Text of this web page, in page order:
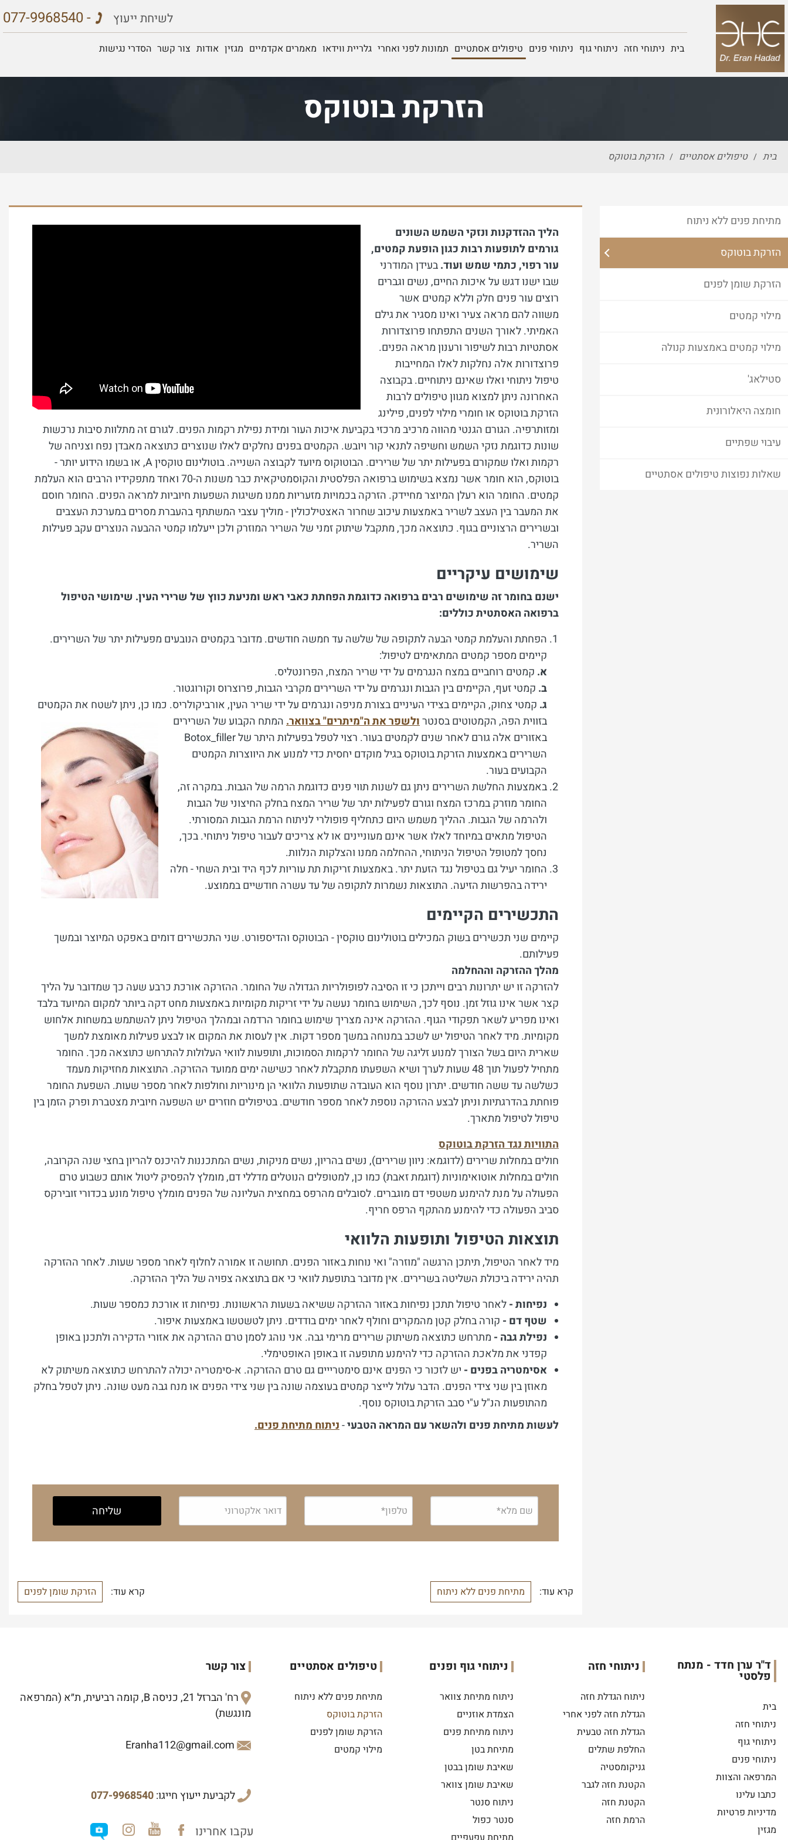
077-9968540 - לשיחת ייעוץ
בית ניתוחי חזה ניתוחי גוף ניתוחי פנים טיפולים אסתטיים תמונות לפני ואחרי גלריית ווידאו מאמרים אקדמיים מגזין אודות צור קשר הסדרי נגישות
הזרקת בוטוקס
בית / טיפולים אסתטיים / הזרקת בוטוקס
מתיחת פנים ללא ניתוח
הזרקת בוטוקס
הזרקת שומן לפנים
מילוי קמטים
מילוי קמטים באמצעות קנולה
סטילאג'
חומצה היאלורונית
עיבוי שפתיים
שאלות נפוצות טיפולים אסתטיים
הליך ההזדקנות ונזקי השמש השונים
גורמים לתופעות רבות כגון הופעת קמטים,
עור רפוי, כתמי שמש ועוד.בעידן המודרני
שבו ישנו דגש על איכות החיים, נשים וגברים
רוצים עור פנים חלק וללא קמטים אשר
משווה להם מראה צעיר ואינו מסגיר את גילם
האמיתי. לאורך השנים התפתחו פרוצדורות
אסתטיות רבות לשיפור ורענון מראה הפנים.
פרוצדורות אלה נחלקות לאלו המחייבות
טיפול ניתוחי ואלו שאינם ניתוחיים. בקבוצה
האחרונה ניתן למצוא מגוון טיפולים לרבות
הזרקת בוטוקס או חומרי מילוי לפנים, פילינג
ומזותרפיה. הגורם הגנטי מהווה מרכיב מרכזי בקביעת איכות העור ומידת נפילת רקמות הפנים. לגורם זה מתלוות סיבות נרכשות
שונות כדוגמת נזקי השמש וחשיפה לתנאי קור ויובש. הקמטים בפנים נחלקים לאלו שנוצרים כתוצאה מאבדן נפח וצניחה של
רקמות ואלו שמקורם בפעילות יתר של שרירים. הבוטוקוס מיועד לקבוצה השנייה. בוטולינום טוקסין A, או בשמו הידוע יותר -
בוטוקס, הוא חומר אשר נמצא בשימוש ברפואה הפלסטית והקוסמטיקאית כבר משנות ה-70 ואחד מתפקידיו הרבים הוא העלמת
קמטים. החומר הוא רעלן המיוצר מחיידק. הזרקה בכמויות מזעריות ממנו משיגות השפעות חיוביות למראה הפנים. החומר חוסם
את המעבר בין העצב לשריר באמצעות עיכוב שחרור האצטילכולין - מוליך עצבי המשתתף בהעברת מסרים במערכת העצבים
ובשרירים הרצוניים בגוף. כתוצאה מכך, מתקבל שיתוק זמני של השריר המוזרק ולכן ייעלמו קמטי ההבעה הנוצרים עקב פעילות
השריר.
שימושים עיקריים
ישנם בחומר זה שימושים רבים ברפואה כדוגמת הפחתת כאבי ראש ומניעת כווץ של שרירי העין. שימושי הטיפול
ברפואה האסתטית כוללים:
הפחתת והעלמת קמטי הבעה לתקופה של שלשה עד חמשה חודשים. מדובר בקמטים הנובעים מפעילות יתר של השרירים.
קיימים מספר קמטים המתאימים לטיפול:
א. קמטים רוחביים במצח הנגרמים על ידי שריר המצח, הפרונטליס.
ב. קמטי זעף, הקיימים בין הגבות ונגרמים על ידי השרירים מקרבי הגבות, פרוצרוס וקורוגטור.
ג. קמטי צחוק, הקיימים בצידי העיניים בצורת מניפה ונגרמים על ידי שריר העין, אורביקולריס. כמו כן, ניתן לשטח את הקמטים
בזווית הפה, הקמטוטים בסנטרולשפר את ה"מיתרים" בצוואר.המתח הקבוע שלהשרירים
באזורים אלה גורם לאחר שנים לקמטים בעור. רצוי לטפל בפעילות היתר של Botox_filler
השרירים באמצעות הזרקת בוטוקס בגיל מוקדם יחסית כדי למנוע את היווצרות הקמטים
הקבועים בעור.
באמצעות החלשת השרירים ניתן גם לשנות תווי פנים כדוגמת הרמה של הגבות. במקרה זה,
החומר מוזרק במרכז המצח וגורם לפעילות יתר של שריר המצח בחלק החיצוני של הגבות
ולהרמה של הגבות. ההליך משמש היום כתחליף פופולרי לניתוח הרמת הגבות המסורתי.
הטיפול מתאים במיוחד לאלו אשר אינם מעוניינים או לא צריכים לעבור טיפול ניתוחי. בכך,
נחסך למטופל הטיפול הניתוחי, ההחלמה ממנו והצלקות הנלוות.
החומר יעיל גם בטיפול נגד הזעת יתר. באמצעות זריקות תת עוריות לכף היד ובית השחי - חלה
ירידה בהפרשות הזיעה. התוצאות נשמרות לתקופה של עד עשרה חודשיים בממוצע.
התכשירים הקיימים
קיימים שני תכשירים בשוק המכילים בוטולינום טוקסין - הבוטוקס והדיספורט. שני התכשירים דומים באפקט המיוצר ובמשך
פעילותם.
מהלך ההזרקה וההחלמה
להזרקה זו יש יתרונות רבים וייתכן כי זו הסיבה לפופולריות הגדולה של החומר. ההזרקה אורכת כרבע שעה כך שמדובר על הליך
קצר אשר אינו גוזל זמן. נוסף לכך, השימוש בחומר נעשה על ידי זריקות מקומיות באמצעות מחט דקה ביותר למקום המיועד בלבד
ואינו מפריע לשאר תפקודי הגוף. ההזרקה אינה מצריך שימוש בחומר הרדמה ובמהלך הטיפול ניתן להשתמש במשחות אלחוש
מקומיות. מיד לאחר הטיפול יש לשכב במנוחה במשך מספר דקות. אין לעסות את המקום או לבצע פעילות מאומצת למשך
שארית היום בשל הצורך למנוע זליגה של החומר לרקמות הסמוכות, ותופעות לוואי העלולות להתרחש כתוצאה מכך. החומר
מתחיל לפעול תוך 48 שעות לערך ושיא השפעתו מתקבלת לאחר כשישה ימים ממועד ההזרקה. התוצאות מחזיקות מעמד
כשלשה עד ששה חודשים. יתרון נוסף הוא העובדה שתופעות הלוואי הן מינוריות וחולפות לאחר מספר שעות. השפעת החומר
פוחתת בהדרגתיות וניתן לבצע ההזרקה נוספת לאחר מספר חודשים. בטיפולים חוזרים יש השפעה חיובית מצטברת ופרק הזמן בין
טיפול לטיפול מתארך.
התוויות נגד הזרקת בוטוקס
חולים במחלות שרירים (לדוגמא: ניוון שרירים), נשים בהריון, נשים מניקות, נשים המתכננות להיכנס להריון בחצי שנה הקרובה,
חולים במחלות אוטואימוניות (דוגמת זאבת) כמו כן, למטופלים הנוטלים מדללי דם, מומלץ להפסיק ליטול אותם כשבוע טרם
הפעולה על מנת להימנע משטפי דם מוגברים. לסובלים מהרפס במחצית העליונה של הפנים מומלץ טיפול מונע בכדורי זובירקס
סביב הפעולה כדי להימנע מהתקף הרפס חריף.
תוצאות הטיפול ותופעות הלוואי
מיד לאחר הטיפול, תיתכן הרגשה "מוזרה" ואי נוחות באזור הפנים. תחושה זו אמורה לחלוף לאחר מספר שעות. לאחר ההזרקה
תהיה ירידה ביכולת השליטה בשרירים. אין מדובר בתופעת לוואי כי אם בתוצאה צפויה של הליך ההזרקה.
נפיחות -לאחר טיפול תתכן נפיחות באזור ההזרקה ששיאה בשעות הראשונות. נפיחות זו אורכת כמספר שעות.
שטף דם - קורה בחלק קטן מהמקרים וחולף לאחר ימים בודדים. ניתן לטשטשו באמצעות איפור.
נפילת גבה - מתרחש כתוצאה משיתוק שרירים מרימי גבה. אני נוהג לסמן טרם ההזרקה את אזורי הדקירה ולתכנן באופן
קפדני את מלאכת ההזרקה כדי להימנע מתופעה זו באופן האופטימלי.
אסימטריה בפנים - יש לזכור כי הפנים אינם סימטרייים גם טרם ההזרקה. א-סימטריה יכולה להתרחש כתוצאה משיתוק לא
מאוזן בין שני צידי הפנים. הדבר עלול לייצר קמטים בעוצמה שונה בין שני צידי הפנים או מנח גבה מעט שונה. ניתן לטפל בחלק
מהתופעות הנ"ל ע"י סבב הזרקת בוטוקס נוסף.
לעשות מתיחת פנים ולהשאר עם המראה הטבעי-ניתוח מתיחת פנים.
קרא עוד: מתיחת פנים ללא ניתוח קרא עוד: הזרקת שומן לפנים
ד"ר ערן חדד - מנתח
פלסטי
בית
ניתוחי חזה
ניתוחי גוף
ניתוחי פנים
המרפאה והצוות
כתבו עלינו
מדיניות פרטיות
מגזין
ניתוחי חזה
ניתוח הגדלת חזה
הגדלת חזה לפני אחרי
הגדלת חזה טבעית
החלפת שתלים
גניקומסטיה
הקטנת חזה לגבר
הקטנת חזה
הרמת חזה
ניתוחי גוף ופנים
ניתוח מתיחת צוואר
הצמדת אוזניים
ניתוח מתיחת פנים
מתיחת בטן
שאיבת שומן בבטן
שאיבת שומן צוואר
ניתוח סנטר
סנטר כפול
טיפולים אסתטיים
מתיחת פנים ללא ניתוח
הזרקת בוטוקס
הזרקת שומן לפנים
מילוי קמטים
צור קשר
רח' הברזל 21, כניסה B, קומה רביעית, ת״א (המרפאה
מונגשת)
Eranha112@gmail.com
לקביעת ייעוץ חייגו:077-9968540
עקבו אחרינו